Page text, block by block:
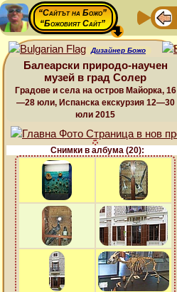
“Сайтът на Божо”
“Божовият Сайт”
Дизайнер Божо
Балеарски природо-научен
музей в град Солер
Градове и села на остров Майорка, 16
—28 юли, Испанска екскурзия 12—30
юли 2015
Снимки в албума (20):